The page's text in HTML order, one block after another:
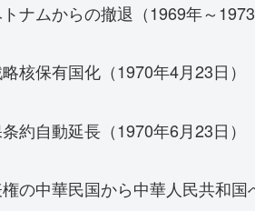
トナムからの撤退（1969年～1973
略核保有国化（1970年4月23日
約自動延長（1970年6月23日）
権の中華民国から中華人民共和国